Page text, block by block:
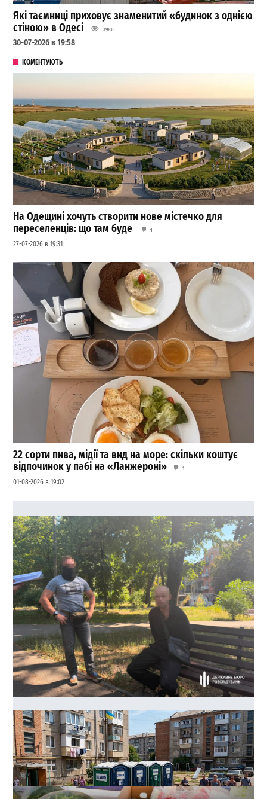
Які таємниці приховує знаменитий «будинок з однією
стіною» в Одесі
3980
30-07-2026 в 19:58
КОМЕНТУЮТЬ
На Одещині хочуть створити нове містечко для
переселенців: що там буде
1
27-07-2026 в 19:31
22 сорти пива, мідії та вид на море: скільки коштує
відпочинок у пабі на «Ланжероні»
1
01-08-2026 в 19:02
40 тисяч доларів за життя судді: в Одесі зірвали
замовне вбивство
0
03-08-2026 в 22:17
ВИБІР РЕДАКЦІЇ